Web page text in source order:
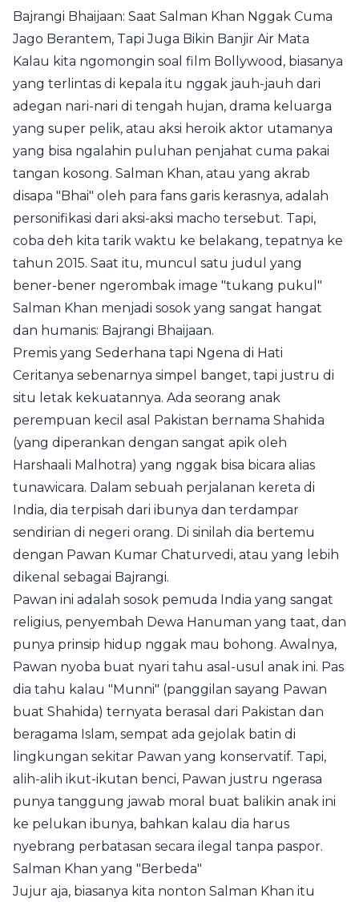
Bajrangi Bhaijaan: Saat Salman Khan Nggak Cuma
Jago Berantem, Tapi Juga Bikin Banjir Air Mata
Kalau kita ngomongin soal film Bollywood, biasanya
yang terlintas di kepala itu nggak jauh-jauh dari
adegan nari-nari di tengah hujan, drama keluarga
yang super pelik, atau aksi heroik aktor utamanya
yang bisa ngalahin puluhan penjahat cuma pakai
tangan kosong. Salman Khan, atau yang akrab
disapa "Bhai" oleh para fans garis kerasnya, adalah
personifikasi dari aksi-aksi macho tersebut. Tapi,
coba deh kita tarik waktu ke belakang, tepatnya ke
tahun 2015. Saat itu, muncul satu judul yang
bener-bener ngerombak image "tukang pukul"
Salman Khan menjadi sosok yang sangat hangat
dan humanis: Bajrangi Bhaijaan.
Premis yang Sederhana tapi Ngena di Hati
Ceritanya sebenarnya simpel banget, tapi justru di
situ letak kekuatannya. Ada seorang anak
perempuan kecil asal Pakistan bernama Shahida
(yang diperankan dengan sangat apik oleh
Harshaali Malhotra) yang nggak bisa bicara alias
tunawicara. Dalam sebuah perjalanan kereta di
India, dia terpisah dari ibunya dan terdampar
sendirian di negeri orang. Di sinilah dia bertemu
dengan Pawan Kumar Chaturvedi, atau yang lebih
dikenal sebagai Bajrangi.
Pawan ini adalah sosok pemuda India yang sangat
religius, penyembah Dewa Hanuman yang taat, dan
punya prinsip hidup nggak mau bohong. Awalnya,
Pawan nyoba buat nyari tahu asal-usul anak ini. Pas
dia tahu kalau "Munni" (panggilan sayang Pawan
buat Shahida) ternyata berasal dari Pakistan dan
beragama Islam, sempat ada gejolak batin di
lingkungan sekitar Pawan yang konservatif. Tapi,
alih-alih ikut-ikutan benci, Pawan justru ngerasa
punya tanggung jawab moral buat balikin anak ini
ke pelukan ibunya, bahkan kalau dia harus
nyebrang perbatasan secara ilegal tanpa paspor.
Salman Khan yang "Berbeda"
Jujur aja, biasanya kita nonton Salman Khan itu